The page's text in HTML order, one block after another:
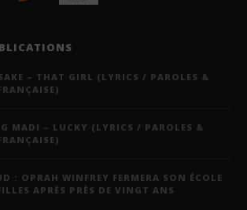
– THAT GIRL (LYRICS / PAROLES &
MADI – LUCKY (LYRICS / PAROLES &
: OPRAH WINFREY FERMERA SON ÉCOLE
APRÈS PRÈS DE VINGT ANS